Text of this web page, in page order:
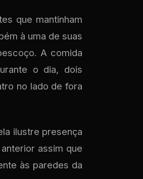
que mantinham
à uma de suas
A comida
o dia, dois
no lado de fora
ilustre presença
assim que
às paredes da